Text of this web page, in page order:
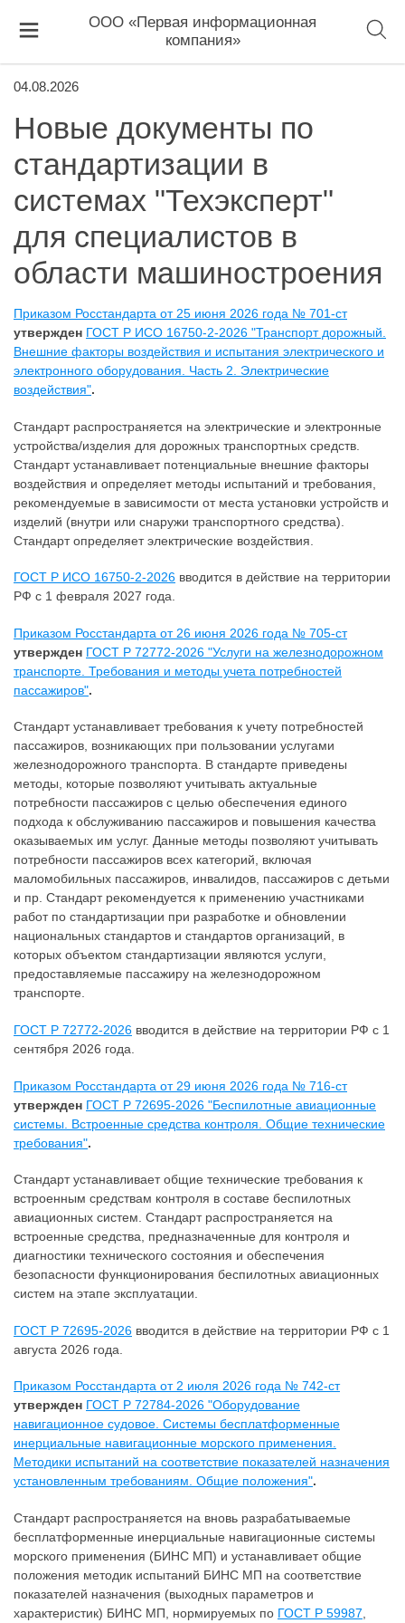
ООО «Первая информационная
компания»
04.08.2026
Новые документы по
стандартизации в
системах "Техэксперт"
для специалистов в
области машиностроения
Приказом Росстандарта от 25 июня 2026 года № 701-ст
утвержден ГОСТ Р ИСО 16750-2-2026 "Транспорт дорожный.
Внешние факторы воздействия и испытания электрического и
электронного оборудования. Часть 2. Электрические
воздействия".
Стандарт распространяется на электрические и электронные
устройства/изделия для дорожных транспортных средств.
Стандарт устанавливает потенциальные внешние факторы
воздействия и определяет методы испытаний и требования,
рекомендуемые в зависимости от места установки устройств и
изделий (внутри или снаружи транспортного средства).
Стандарт определяет электрические воздействия.
ГОСТ Р ИСО 16750-2-2026 вводится в действие на территории
РФ с 1 февраля 2027 года.
Приказом Росстандарта от 26 июня 2026 года № 705-ст
утвержден ГОСТ Р 72772-2026 "Услуги на железнодорожном
транспорте. Требования и методы учета потребностей
пассажиров".
Стандарт устанавливает требования к учету потребностей
пассажиров, возникающих при пользовании услугами
железнодорожного транспорта. В стандарте приведены
методы, которые позволяют учитывать актуальные
потребности пассажиров с целью обеспечения единого
подхода к обслуживанию пассажиров и повышения качества
оказываемых им услуг. Данные методы позволяют учитывать
потребности пассажиров всех категорий, включая
маломобильных пассажиров, инвалидов, пассажиров с детьми
и пр. Стандарт рекомендуется к применению участниками
работ по стандартизации при разработке и обновлении
национальных стандартов и стандартов организаций, в
которых объектом стандартизации являются услуги,
предоставляемые пассажиру на железнодорожном
транспорте.
ГОСТ Р 72772-2026 вводится в действие на территории РФ с 1
сентября 2026 года.
Приказом Росстандарта от 29 июня 2026 года № 716-ст
утвержден ГОСТ Р 72695-2026 "Беспилотные авиационные
системы. Встроенные средства контроля. Общие технические
требования".
Стандарт устанавливает общие технические требования к
встроенным средствам контроля в составе беспилотных
авиационных систем. Стандарт распространяется на
встроенные средства, предназначенные для контроля и
диагностики технического состояния и обеспечения
безопасности функционирования беспилотных авиационных
систем на этапе эксплуатации.
ГОСТ Р 72695-2026 вводится в действие на территории РФ с 1
августа 2026 года.
Приказом Росстандарта от 2 июля 2026 года № 742-ст
утвержден ГОСТ Р 72784-2026 "Оборудование
навигационное судовое. Системы бесплатформенные
инерциальные навигационные морского применения.
Методики испытаний на соответствие показателей назначения
установленным требованиям. Общие положения".
Стандарт распространяется на вновь разрабатываемые
бесплатформенные инерциальные навигационные системы
морского применения (БИНС МП) и устанавливает общие
положения методик испытаний БИНС МП на соответствие
показателей назначения (выходных параметров и
характеристик) БИНС МП, нормируемых по ГОСТ Р 59987